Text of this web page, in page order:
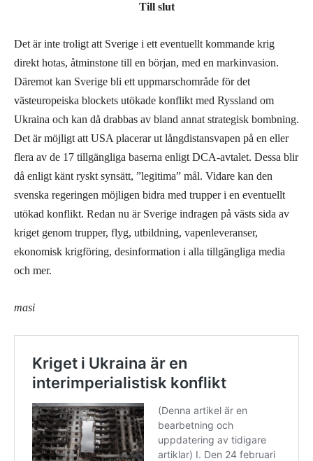
Till slut
Det är inte troligt att Sverige i ett eventuellt kommande krig
direkt hotas, åtminstone till en början, med en markinvasion.
Däremot kan Sverige bli ett uppmarschområde för det
västeuropeiska blockets utökade konflikt med Ryssland om
Ukraina och kan då drabbas av bland annat strategisk bombning.
Det är möjligt att USA placerar ut långdistansvapen på en eller
flera av de 17 tillgängliga baserna enligt DCA-avtalet. Dessa blir
då enligt känt ryskt synsätt, ”legitima” mål. Vidare kan den
svenska regeringen möjligen bidra med trupper i en eventuellt
utökad konflikt. Redan nu är Sverige indragen på västs sida av
kriget genom trupper, flyg, utbildning, vapenleveranser,
ekonomisk krigföring, desinformation i alla tillgängliga media
och mer.
masi